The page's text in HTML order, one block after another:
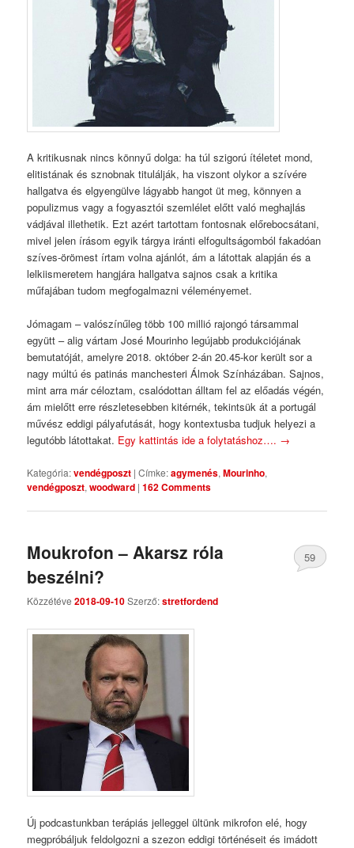
A kritikusnak nincs könnyű dolga: ha túl szigorú ítéletet mond,
elitistának és sznobnak titulálják, ha viszont olykor a szívére
hallgatva és elgyengülve lágyabb hangot üt meg, könnyen a
populizmus vagy a fogyasztói szemlélet előtt való meghajlás
vádjával illethetik. Ezt azért tartottam fontosnak előrebocsátani,
mivel jelen írásom egyik tárgya iránti elfogultságomból fakadóan
szíves-örömest írtam volna ajánlót, ám a látottak alapján és a
lelkiismeretem hangjára hallgatva sajnos csak a kritika
műfajában tudom megfogalmazni véleményemet.
Jómagam – valószínűleg több 100 millió rajongó társammal
együtt – alig vártam José Mourinho legújabb produkciójának
bemutatóját, amelyre 2018. október 2-án 20.45-kor került sor a
nagy múltú és patinás manchesteri Álmok Színházában. Sajnos,
mint arra már céloztam, csalódottan álltam fel az előadás végén,
ám mielőtt erre részletesebben kitérnék, tekintsük át a portugál
művész eddigi pályafutását, hogy kontextusba tudjuk helyezi a
legutóbb látottakat. Egy kattintás ide a folytatáshoz…. →
Kategória:vendégposzt |Címke:agymenés,Mourinho,
vendégposzt,woodward |162 Comments
Moukrofon – Akarsz róla
beszélni?
Közzétéve2018-09-10Szerző:stretfordend
59
Új podcastunkban terápiás jelleggel ültünk mikrofon elé, hogy
megpróbáljuk feldolgozni a szezon eddigi történéseit és imádott